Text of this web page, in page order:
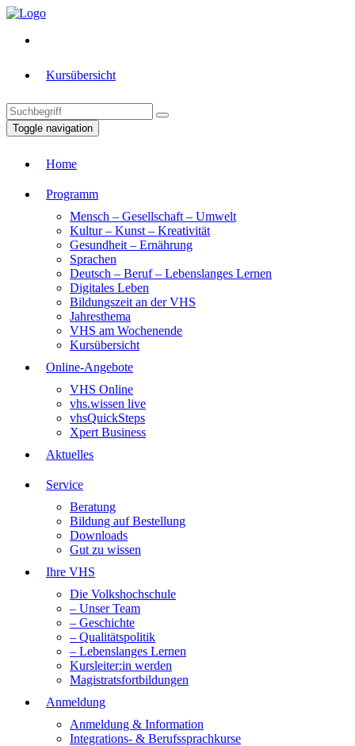
Kursübersicht
Toggle navigation
Home
Programm
Mensch – Gesellschaft – Umwelt
Kultur – Kunst – Kreativität
Gesundheit – Ernährung
Sprachen
Deutsch – Beruf – Lebenslanges Lernen
Digitales Leben
Bildungszeit an der VHS
Jahresthema
VHS am Wochenende
Kursübersicht
Online-Angebote
VHS Online
vhs.wissen live
vhsQuickSteps
Xpert Business
Aktuelles
Service
Beratung
Bildung auf Bestellung
Downloads
Gut zu wissen
Ihre VHS
Die Volkshochschule
– Unser Team
– Geschichte
– Qualitätspolitik
– Lebenslanges Lernen
Kursleiter:in werden
Magistratsfortbildungen
Anmeldung
Anmeldung & Information
Integrations- & Berufssprachkurse